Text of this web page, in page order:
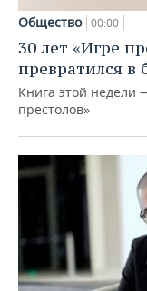
Общество 00:00
30 лет «Игре
превратился в
Книга этой
престолов»